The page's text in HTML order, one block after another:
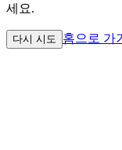
세요.
다시 시도 홈으로 가기